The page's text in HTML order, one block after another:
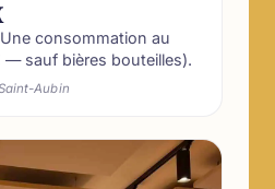
Une consommation au
— sauf bières bouteilles).
Aubin